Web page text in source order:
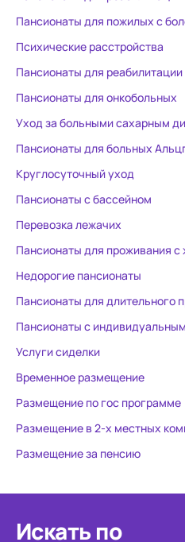
Пансионаты для пожилых с
Психические расстройства
Пансионаты для
Пансионаты для онкобольных
Уход за больными сахарным
Пансионаты для больных
Круглосуточный уход
Пансионаты с бассейном
Перевозка лежачих
Пансионаты для проживания
Недорогие пансионаты
Пансионаты для длительного
Пансионаты с
Услуги сиделки
Временное размещение
Размещение по гос программе
Размещение в 2-х местных
Размещение за пенсию
Искать по